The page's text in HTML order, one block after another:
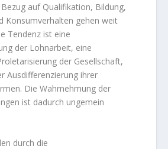
auf Qualifikation, Bildung,
Konsumverhalten gehen weit
Tendenz ist eine
der Lohnarbeit, eine
der Gesellschaft,
Ausdifferenzierung ihrer
Die Wahrnehmung der
ist dadurch ungemein
durch die